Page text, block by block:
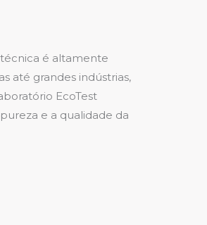
é altamente
até grandes indústrias,
EcoTest
e a qualidade da